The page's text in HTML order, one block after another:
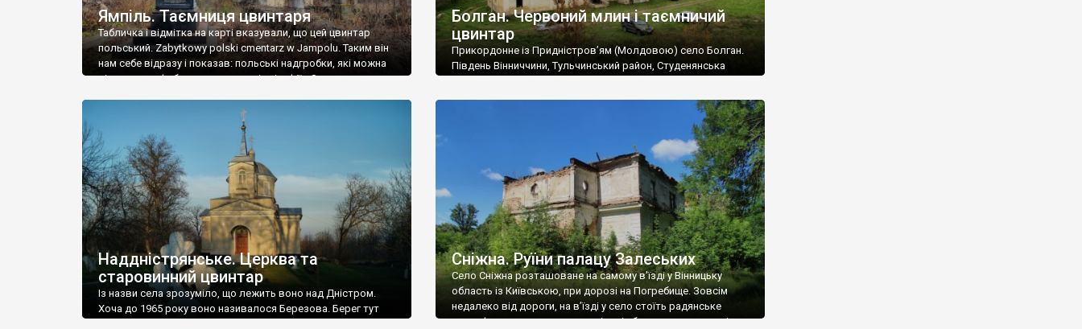
Ямпіль. Таємниця цвинтаря
Табличка і відмітка на карті вказували, що цей цвинтар
польський. Zabytkowy polski cmentarz w Jampolu. Таким він
нам себе відразу і показав: польські надгробки, які можна
віднести до фабричних, польські епітафії… Загалом цвинтар
виявилося більше семи гектарів. Перше враження про
абсолютну звичайність польського цвинтаря виявилося
оманливим – […]
Болган. Червоний млин і таємничий
цвинтар
Прикордонне із Придністров’ям (Молдовою) село Болган.
Південь Вінниччини, Тульчинський район, Студенянська
старовинний цвинтар із кам’яними хрестами. Всі епітафії, які
збереглися, написані кирилицею, церковнослов’янською
мовою. За всіма традиційними ознаками – цвинтар
український. Хрести датуються 19 століттям. У 1924-1940
роках Болган […]
Наддністрянське. Церква та
старовинний цвинтар
Із назви села зрозуміло, що лежить воно над Дністром.
Хоча до 1965 року воно називалося Березова. Берег тут
Сніжна. Руїни палацу Залеських
Село Сніжна розташоване на самому в’їзді у Вінницьку
область із Київською, при дорозі на Погребище. Зовсім
недалеко від дороги, на в’їзді у село стоїть радянське
рельєфне пано, яке показує жінку і яблуню, а трохи далі,